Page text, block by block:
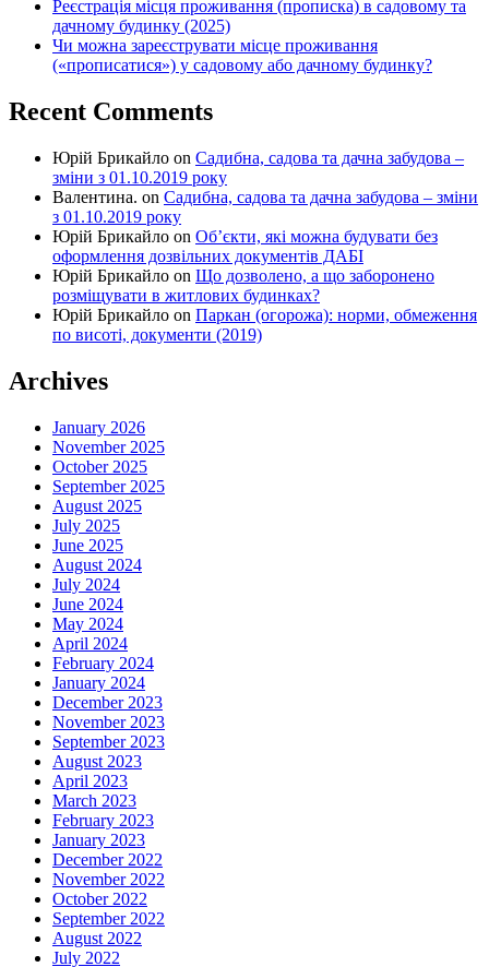
Реєстрація місця проживання (прописка) в садовому та
дачному будинку (2025)
Чи можна зареєструвати місце проживання
(«прописатися») у садовому або дачному будинку?
Recent Comments
Юрій Брикайло on Садибна, садова та дачна забудова –
зміни з 01.10.2019 року
Валентина. on Садибна, садова та дачна забудова – зміни
з 01.10.2019 року
Юрій Брикайло on Об’єкти, які можна будувати без
оформлення дозвільних документів ДАБІ
Юрій Брикайло on Що дозволено, а що заборонено
розміщувати в житлових будинках?
Юрій Брикайло on Паркан (огорожа): норми, обмеження
по висоті, документи (2019)
Archives
January 2026
November 2025
October 2025
September 2025
August 2025
July 2025
June 2025
August 2024
July 2024
June 2024
May 2024
April 2024
February 2024
January 2024
December 2023
November 2023
September 2023
August 2023
April 2023
March 2023
February 2023
January 2023
December 2022
November 2022
October 2022
September 2022
August 2022
July 2022